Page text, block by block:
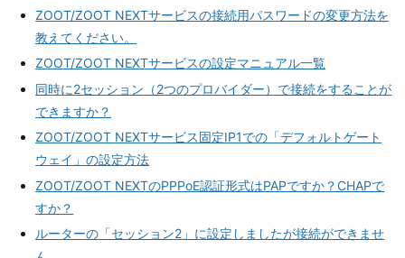
ZOOT/ZOOT NEXTサービスの接続用パスワードの変更方法を
教えてください。
ZOOT/ZOOT NEXTサービスの設定マニュアル一覧
同時に2セッション（2つのプロバイダー）で接続をすることが
できますか？
ZOOT/ZOOT NEXTサービス固定IP1での「デフォルトゲート
ウェイ」の設定方法
ZOOT/ZOOT NEXTのPPPoE認証形式はPAPですか？CHAPで
すか？
ルーターの「セッション2」に設定しましたが接続ができませ